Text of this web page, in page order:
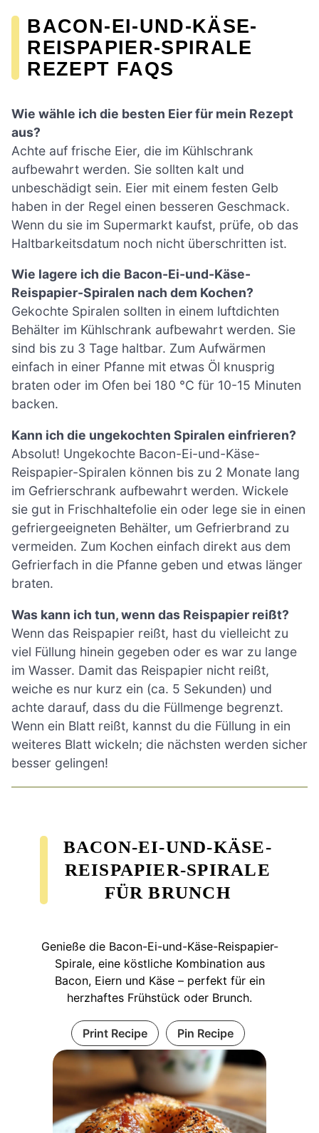
BACON-EI-UND-KÄSE-
REISPAPIER-SPIRALE
REZEPT FAQS
Wie wähle ich die besten Eier für mein Rezept
aus?
Achte auf frische Eier, die im Kühlschrank
aufbewahrt werden. Sie sollten kalt und
unbeschädigt sein. Eier mit einem festen Gelb
haben in der Regel einen besseren Geschmack.
Wenn du sie im Supermarkt kaufst, prüfe, ob das
Haltbarkeitsdatum noch nicht überschritten ist.
Wie lagere ich die Bacon-Ei-und-Käse-
Reispapier-Spiralen nach dem Kochen?
Gekochte Spiralen sollten in einem luftdichten
Behälter im Kühlschrank aufbewahrt werden. Sie
sind bis zu 3 Tage haltbar. Zum Aufwärmen
einfach in einer Pfanne mit etwas Öl knusprig
braten oder im Ofen bei 180 °C für 10-15 Minuten
backen.
Kann ich die ungekochten Spiralen einfrieren?
Absolut! Ungekochte Bacon-Ei-und-Käse-
Reispapier-Spiralen können bis zu 2 Monate lang
im Gefrierschrank aufbewahrt werden. Wickele
sie gut in Frischhaltefolie ein oder lege sie in einen
gefriergeeigneten Behälter, um Gefrierbrand zu
vermeiden. Zum Kochen einfach direkt aus dem
Gefrierfach in die Pfanne geben und etwas länger
braten.
Was kann ich tun, wenn das Reispapier reißt?
Wenn das Reispapier reißt, hast du vielleicht zu
viel Füllung hinein gegeben oder es war zu lange
im Wasser. Damit das Reispapier nicht reißt,
weiche es nur kurz ein (ca. 5 Sekunden) und
achte darauf, dass du die Füllmenge begrenzt.
Wenn ein Blatt reißt, kannst du die Füllung in ein
weiteres Blatt wickeln; die nächsten werden sicher
besser gelingen!
BACON-EI-UND-KÄSE-
REISPAPIER-SPIRALE
FÜR BRUNCH
Genieße die Bacon-Ei-und-Käse-Reispapier-
Spirale, eine köstliche Kombination aus
Bacon, Eiern und Käse – perfekt für ein
herzhaftes Frühstück oder Brunch.
Print Recipe Pin Recipe